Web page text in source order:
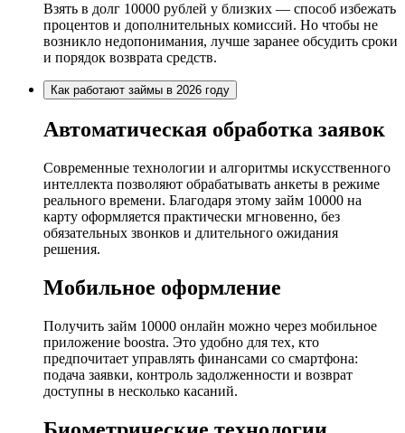
Взять в долг 10000 рублей у близких — способ избежать
процентов и дополнительных комиссий. Но чтобы не
возникло недопонимания, лучше заранее обсудить сроки
и порядок возврата средств.
Как работают займы в 2026 году
Автоматическая обработка заявок
Современные технологии и алгоритмы искусственного
интеллекта позволяют обрабатывать анкеты в режиме
реального времени. Благодаря этому займ 10000 на
карту оформляется практически мгновенно, без
обязательных звонков и длительного ожидания
решения.
Мобильное оформление
Получить займ 10000 онлайн можно через мобильное
приложение boostra. Это удобно для тех, кто
предпочитает управлять финансами со смартфона:
подача заявки, контроль задолженности и возврат
доступны в несколько касаний.